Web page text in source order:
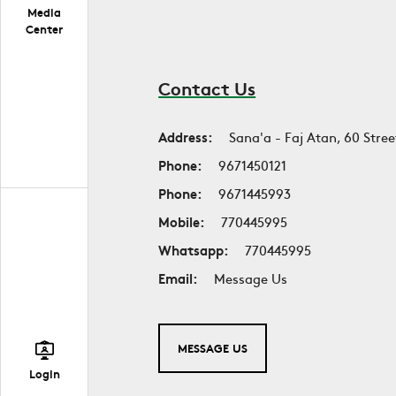
Media
Center
Login
Contact Us
Address:
Sana'a - Faj Atan, 60
Phone:
9671450121
Phone:
9671445993
Mobile:
770445995
Whatsapp:
770445995
Email:
Message Us
MESSAGE US